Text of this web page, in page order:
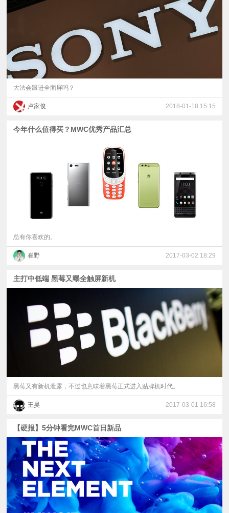
大法会跟进全面屏吗？
卢家俊 2018-01-18 15:15
今年什么值得买？MWC优秀产品汇总
总有你喜欢的。
崔野 2017-03-02 18:29
主打中低端 黑莓又曝全触屏新机
黑莓又有新机泄露，不过也意味着黑莓正式进入贴牌机时代。
王昊 2017-03-01 16:58
【硬报】5分钟看完MWC首日新品